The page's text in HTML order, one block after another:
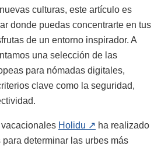
culturas, este artículo es
donde puedas concentrarte en tus
de un entorno inspirador. A
una selección de las
para nómadas digitales,
clave como la seguridad,
Holidu ↗ ha realizado
determinar las urbes más